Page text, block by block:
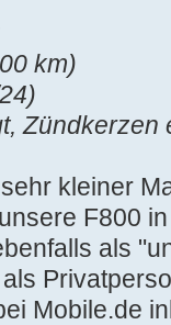
km)
Zündkerzen
kleiner
F800
als
Mobile.de